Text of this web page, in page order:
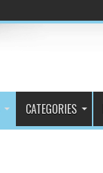
CATEGORIES